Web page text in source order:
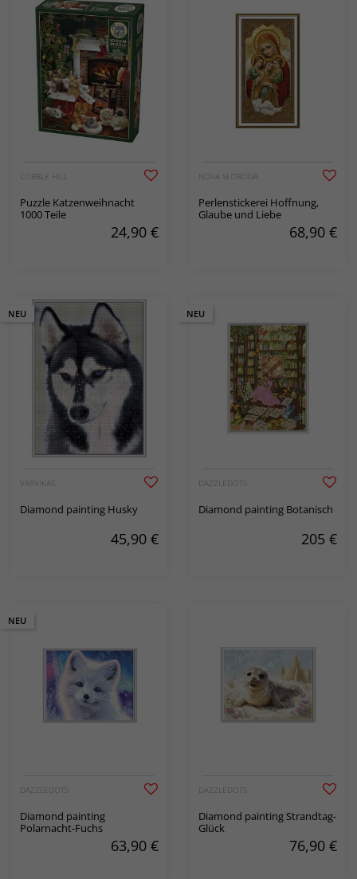
COBBLE HILL
Puzzle Katzenweihnacht
1000 Teile
24,90 €
NOVA SLOBODA
Perlenstickerei Hoffnung,
Glaube und Liebe
68,90 €
NEU
VARVIKAS
Diamond painting Husky
45,90 €
NEU
DAZZLEDOTS
Diamond painting Botanisch
205 €
NEU
DAZZLEDOTS
Diamond painting
Polarnacht-Fuchs
63,90 €
DAZZLEDOTS
Diamond painting Strandtag-
Glück
76,90 €